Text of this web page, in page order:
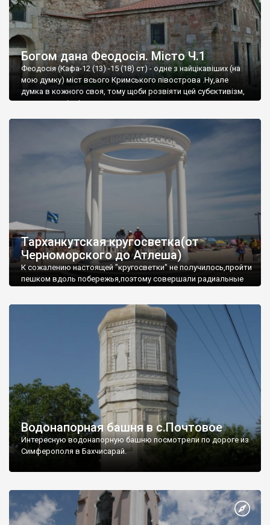
Богом дана Феодосія. Місто Ч.1
Феодосія (Кафа-12 (13) -15 (18) ст) - одне з найцікавіших (на
мою думку) міст всього Кримського півострова .Ну,але
думка в кожного своя, тому щоби розвіяти цей субєктивізм,
запрошую відвідати це
Тарханкутская кругосветка(от
Черноморского до Атлеша)
К сожалению настоящей "кругосветки" не получилось,пройти
пешком вдоль побережья,поэтому совершали радиальные
Водонапорная башня в с.Почтовое
Интересную водонапорную башню посмотрели по дороге из
Симферополя в Бахчисарай.